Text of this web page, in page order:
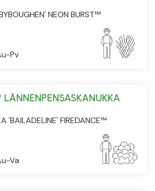
NEON BURST™
Pv
'BAILADELINE' FIREDANCE™
Va